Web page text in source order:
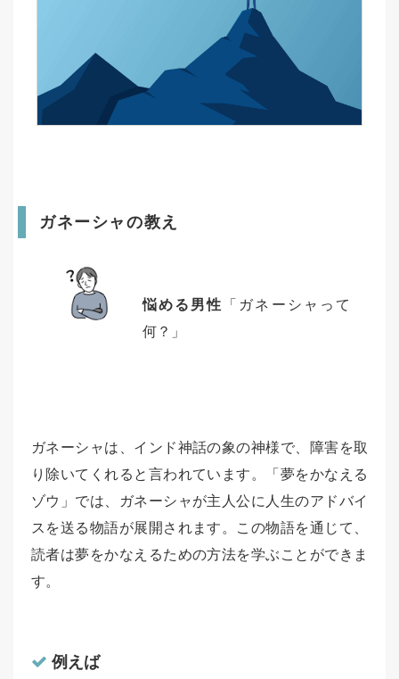
ガネーシャの教え
悩める男性
「ガネーシャって
何？」
ガネーシャは、インド神話の象の神様で、障害を取
り除いてくれると言われています。「夢をかなえる
ゾウ」では、ガネーシャが主人公に人生のアドバイ
スを送る物語が展開されます。この物語を通じて、
読者は夢をかなえるための方法を学ぶことができま
す。
例えば